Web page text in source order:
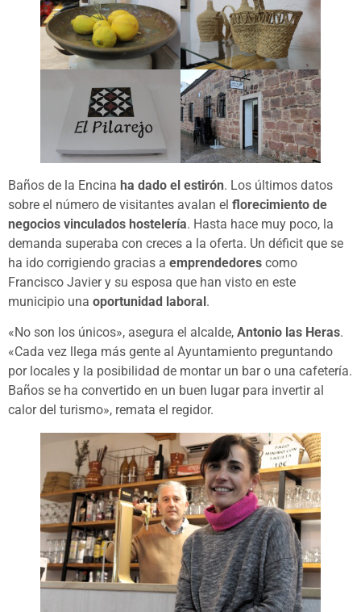
Baños de la Encina ha dado el estirón. Los últimos datos
sobre el número de visitantes avalan el florecimiento de
negocios vinculados hostelería. Hasta hace muy poco, la
demanda superaba con creces a la oferta. Un déficit que se
ha ido corrigiendo gracias a emprendedores como
Francisco Javier y su esposa que han visto en este
municipio una oportunidad laboral.
«No son los únicos», asegura el alcalde, Antonio las Heras.
«Cada vez llega más gente al Ayuntamiento preguntando
por locales y la posibilidad de montar un bar o una cafetería.
Baños se ha convertido en un buen lugar para invertir al
calor del turismo», remata el regidor.